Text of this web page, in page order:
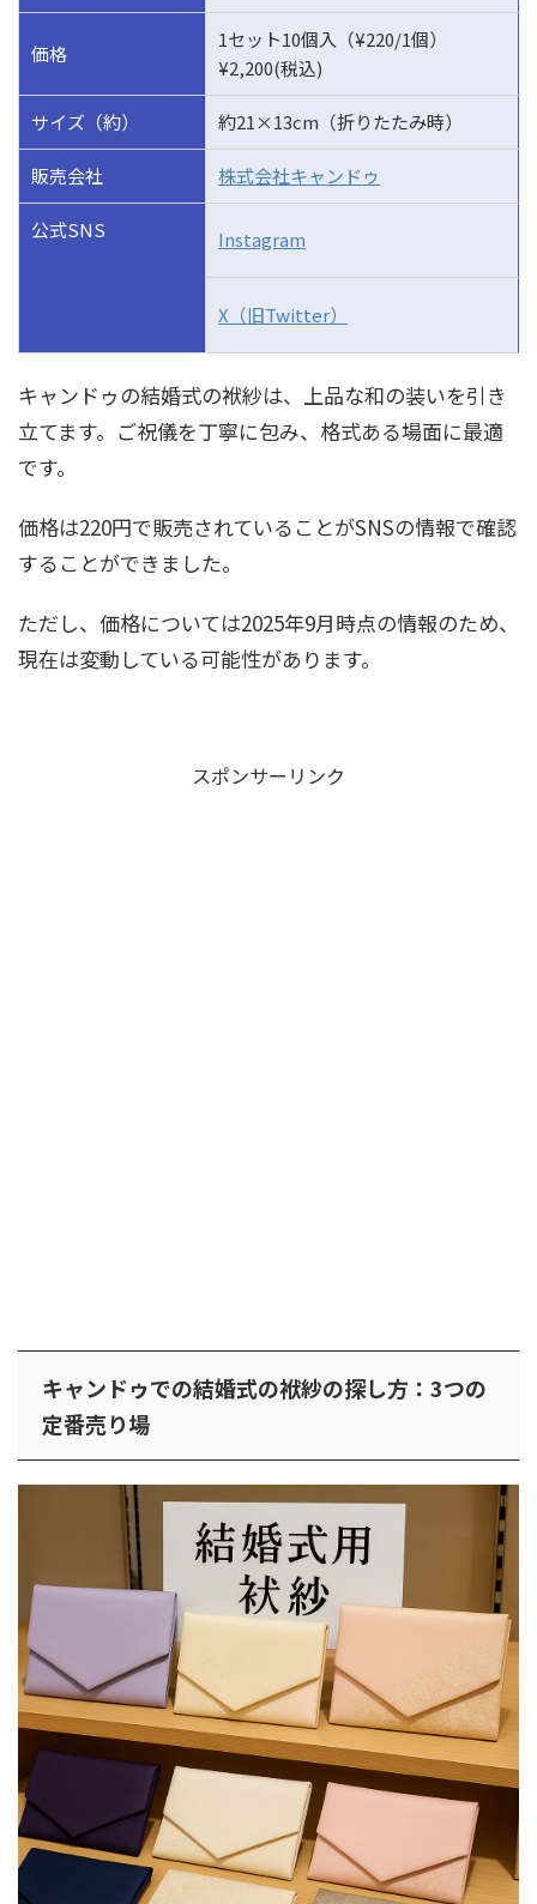
価格
1セット10個入（¥220/1個）
¥2,200(税込)
サイズ（約） 約21×13cm（折りたたみ時）
販売会社 株式会社キャンドゥ
公式SNS Instagram
X（旧Twitter）
キャンドゥの結婚式の袱紗は、上品な和の装いを引き
立てます。ご祝儀を丁寧に包み、格式ある場面に最適
です。
価格は220円で販売されていることがSNSの情報で確認
することができました。
ただし、価格については2025年9月時点の情報のため、
現在は変動している可能性があります。
スポンサーリンク
キャンドゥでの結婚式の袱紗の探し方：3つの
定番売り場